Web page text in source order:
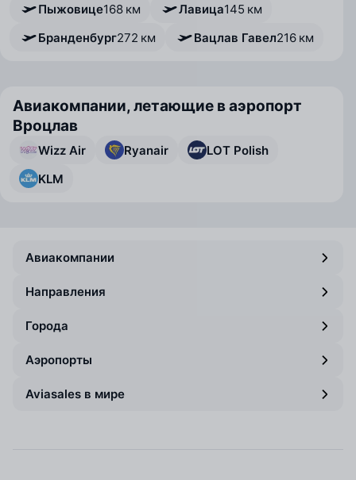
Пыжовице168 км Лавица145 км
Бранденбург272 км Вацлав Гавел216 км
Авиакомпании, летающие в аэропорт
Вроцлав
Wizz Air Ryanair
LOT Polish
KLM
Авиакомпании
Направления
Города
Аэропорты
Aviasales в мире